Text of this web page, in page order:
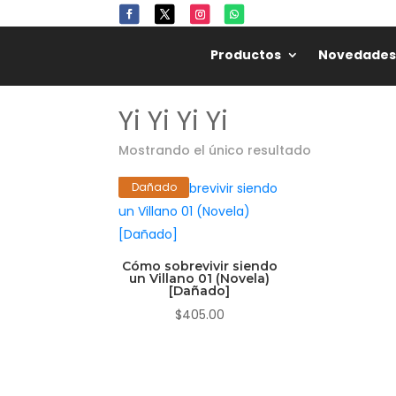
Productos Novedades
Yi Yi Yi Yi
Mostrando el único resultado
Dañado
Cómo sobrevivir siendo
un Villano 01 (Novela)
[Dañado]
$405.00